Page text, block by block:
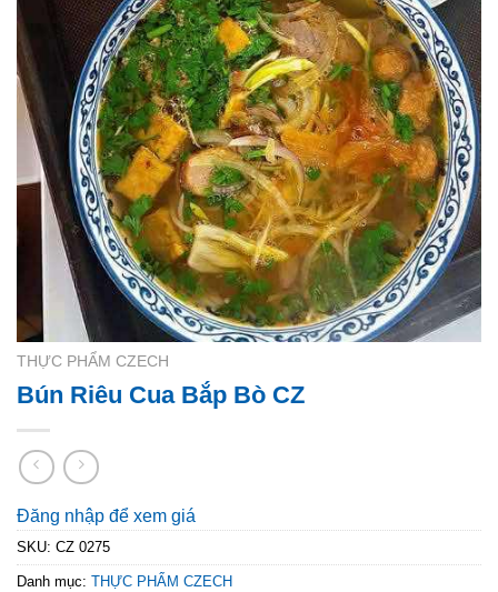
THỰC PHẨM CZECH
Bún Riêu Cua Bắp Bò CZ
Đăng nhập để xem giá
SKU: CZ 0275
Danh mục: THỰC PHẨM CZECH